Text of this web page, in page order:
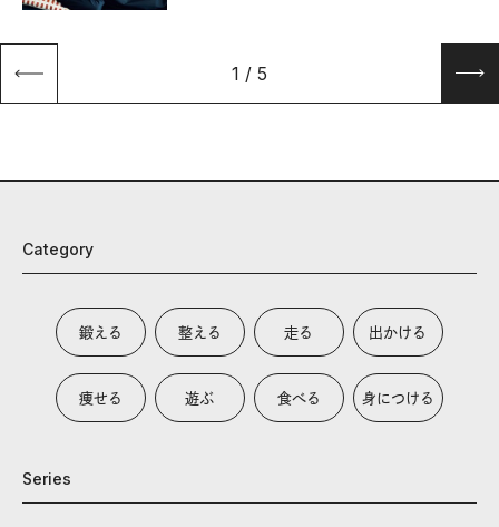
1 / 5
Category
鍛える 整える 走る 出かける
痩せる 遊ぶ 食べる 身につける
Series